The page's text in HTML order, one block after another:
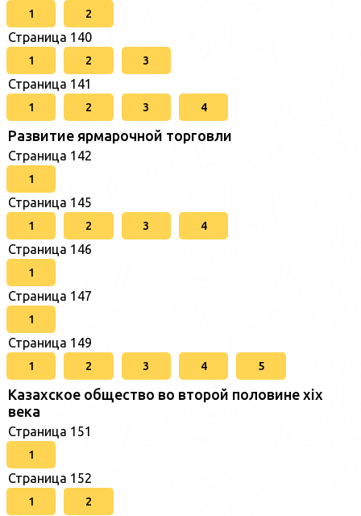
1 2
Страница 140
1 2 3
Страница 141
1 2 3 4
Развитие ярмарочной торговли
Страница 142
1
Страница 145
1 2 3 4
Страница 146
1
Страница 147
1
Страница 149
1 2 3 4 5
Казахское общество во второй половине хіх
века
Страница 151
1
Страница 152
1 2